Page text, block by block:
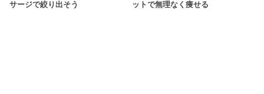
サージで絞り出そう
ットで無理なく痩せる